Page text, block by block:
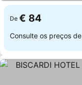
De € 84
Consulte os preços de